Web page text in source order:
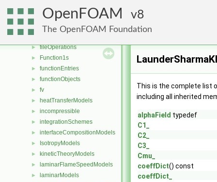
OpenFOAM 8
The OpenFOAM Foundation
► extrudeModels
► faceSelections
►
► fileOperations
► Function1s
► functionEntries
► functionObjects
► fv
► heatTransferModels
► incompressible
► integrationSchemes
► interfaceCompositionModels
► IsotropyModels
► kineticTheoryModels
► laminarFlameSpeedModels
► laminarModels
This is the complete list
including all inherited
alphaField typedef
C1_
C2_
C3_
Cmu_
coeffDict() const
coeffDict_